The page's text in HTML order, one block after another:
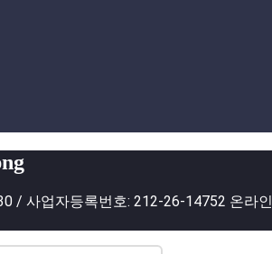
/ 사업자등록번호: 212-26-14752 온라